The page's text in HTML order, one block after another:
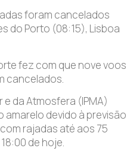
foram cancelados
do Porto (08:15), Lisboa
fez com que nove voos
cancelados.
da Atmosfera (IPMA)
amarelo devido à previsão
rajadas até aos 75
de hoje.